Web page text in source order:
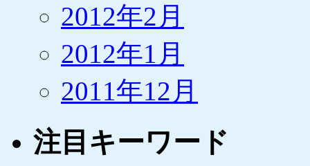
2012年2月
2012年1月
2011年12月
注目キーワード